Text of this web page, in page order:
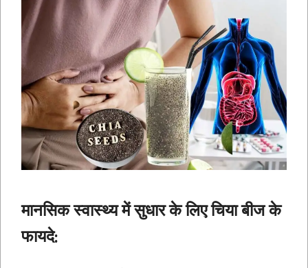
मानसिक स्वास्थ्य में सुधार के लिए चिया बीज के
फायदे: